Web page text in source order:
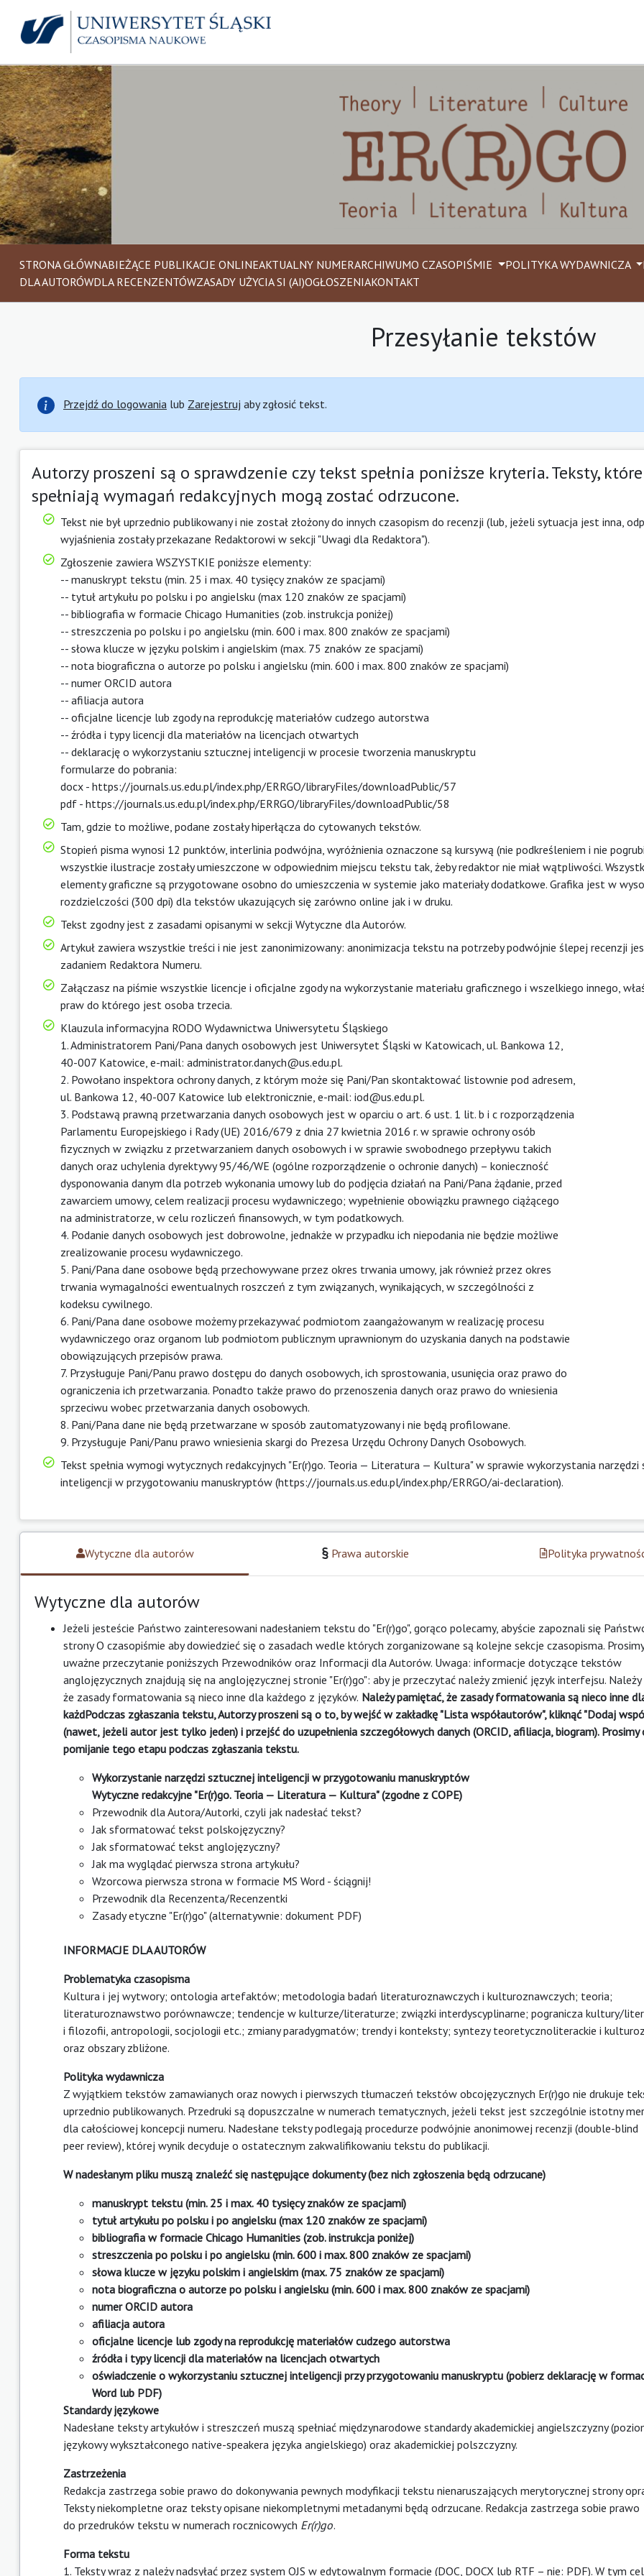
STRONA GŁÓWNABIEŻĄCE PUBLIKACJE ONLINEAKTUALNY NUMERARCHIWUMO CZASOPIŚMIE POLITYKA WYDAWNICZA
DLA AUTORÓWDLA RECENZENTÓWZASADY UŻYCIA SI (AI)OGŁOSZENIAKONTAKT
Przesyłanie tekstów
Przejdź do logowania lub Zarejestruj aby zgłosić tekst.
Autorzy proszeni są o sprawdzenie czy tekst spełnia poniższe kryteria. Teksty,
spełniają wymagań redakcyjnych mogą zostać odrzucone.
Tekst nie był uprzednio publikowany i nie został złożony do innych czasopism do recenzji (lub, jeżeli sytuacja jest inna,
wyjaśnienia zostały przekazane Redaktorowi w sekcji "Uwagi dla Redaktora").
Zgłoszenie zawiera WSZYSTKIE poniższe elementy:
-- manuskrypt tekstu (min. 25 i max. 40 tysięcy znaków ze spacjami)
-- tytuł artykułu po polsku i po angielsku (max 120 znaków ze spacjami)
-- bibliografia w formacie Chicago Humanities (zob. instrukcja poniżej)
-- streszczenia po polsku i po angielsku (min. 600 i max. 800 znaków ze spacjami)
-- słowa klucze w języku polskim i angielskim (max. 75 znaków ze spacjami)
-- nota biograficzna o autorze po polsku i angielsku (min. 600 i max. 800 znaków ze spacjami)
-- numer ORCID autora
-- afiliacja autora
-- oficjalne licencje lub zgody na reprodukcję materiałów cudzego autorstwa
-- źródła i typy licencji dla materiałów na licencjach otwartych
-- deklarację o wykorzystaniu sztucznej inteligencji w procesie tworzenia manuskryptu
formularze do pobrania:
docx - https://journals.us.edu.pl/index.php/ERRGO/libraryFiles/downloadPublic/57
pdf - https://journals.us.edu.pl/index.php/ERRGO/libraryFiles/downloadPublic/58
Tam, gdzie to możliwe, podane zostały hiperłącza do cytowanych tekstów.
Stopień pisma wynosi 12 punktów, interlinia podwójna, wyróżnienia oznaczone są kursywą (nie podkreśleniem i nie
wszystkie ilustracje zostały umieszczone w odpowiednim miejscu tekstu tak, żeby redaktor nie miał wątpliwości.
elementy graficzne są przygotowane osobno do umieszczenia w systemie jako materiały dodatkowe. Grafika jest w
rozdzielczości (300 dpi) dla tekstów ukazujących się zarówno online jak i w druku.
Tekst zgodny jest z zasadami opisanymi w sekcji Wytyczne dla Autorów.
Artykuł zawiera wszystkie treści i nie jest zanonimizowany: anonimizacja tekstu na potrzeby podwójnie ślepej recenzji
zadaniem Redaktora Numeru.
Załączasz na piśmie wszystkie licencje i oficjalne zgody na wykorzystanie materiału graficznego i wszelkiego innego,
praw do którego jest osoba trzecia.
Klauzula informacyjna RODO Wydawnictwa Uniwersytetu Śląskiego
1. Administratorem Pani/Pana danych osobowych jest Uniwersytet Śląski w Katowicach, ul. Bankowa 12,
40-007 Katowice, e-mail: administrator.danych@us.edu.pl.
2. Powołano inspektora ochrony danych, z którym może się Pani/Pan skontaktować listownie pod adresem,
ul. Bankowa 12, 40-007 Katowice lub elektronicznie, e-mail: iod@us.edu.pl.
3. Podstawą prawną przetwarzania danych osobowych jest w oparciu o art. 6 ust. 1 lit. b i c rozporządzenia
Parlamentu Europejskiego i Rady (UE) 2016/679 z dnia 27 kwietnia 2016 r. w sprawie ochrony osób
fizycznych w związku z przetwarzaniem danych osobowych i w sprawie swobodnego przepływu takich
danych oraz uchylenia dyrektywy 95/46/WE (ogólne rozporządzenie o ochronie danych) – konieczność
dysponowania danym dla potrzeb wykonania umowy lub do podjęcia działań na Pani/Pana żądanie, przed
zawarciem umowy, celem realizacji procesu wydawniczego; wypełnienie obowiązku prawnego ciążącego
na administratorze, w celu rozliczeń finansowych, w tym podatkowych.
4. Podanie danych osobowych jest dobrowolne, jednakże w przypadku ich niepodania nie będzie możliwe
zrealizowanie procesu wydawniczego.
5. Pani/Pana dane osobowe będą przechowywane przez okres trwania umowy, jak również przez okres
trwania wymagalności ewentualnych roszczeń z tym związanych, wynikających, w szczególności z
kodeksu cywilnego.
6. Pani/Pana dane osobowe możemy przekazywać podmiotom zaangażowanym w realizację procesu
wydawniczego oraz organom lub podmiotom publicznym uprawnionym do uzyskania danych na podstawie
obowiązujących przepisów prawa.
7. Przysługuje Pani/Panu prawo dostępu do danych osobowych, ich sprostowania, usunięcia oraz prawo do
ograniczenia ich przetwarzania. Ponadto także prawo do przenoszenia danych oraz prawo do wniesienia
sprzeciwu wobec przetwarzania danych osobowych.
8. Pani/Pana dane nie będą przetwarzane w sposób zautomatyzowany i nie będą profilowane.
9. Przysługuje Pani/Panu prawo wniesienia skargi do Prezesa Urzędu Ochrony Danych Osobowych.
Tekst spełnia wymogi wytycznych redakcyjnych "Er(r)go. Teoria — Literatura — Kultura" w sprawie wykorzystania narzędzi
inteligencji w przygotowaniu manuskryptów (https://journals.us.edu.pl/index.php/ERRGO/ai-declaration).
Wytyczne dla autorów Prawa autorskie Polityka
Wytyczne dla autorów
Jeżeli jesteście Państwo zainteresowani nadesłaniem tekstu do "Er(r)go", gorąco polecamy, abyście zapoznali się
stronyO czasopiśmie aby dowiedzieć się o zasadach wedle których zorganizowane są kolejne sekcje czasopisma.
uważne przeczytanie poniższych Przewodników oraz Informacji dla Autorów. Uwaga: informacje dotyczące tekstów
anglojęzycznych znajdują się na anglojęzycznej stronie "Er(r)go": aby je przeczytać należy zmienić język interfejsu. Należy
że zasady formatowania są nieco inne dla każdego z języków. Należy pamiętać, że zasady formatowania są nieco inne
każdPodczas zgłaszania tekstu, Autorzy proszeni są o to, by wejść w zakładkę "Lista współautorów", kliknąć "Dodaj
(nawet, jeżeli autor jest tylko jeden) i przejść do uzupełnienia szczegółowych danych (ORCID, afiliacja, biogram). Prosimy
pomijanie tego etapu podczas zgłaszania tekstu.
Wykorzystanie narzędzi sztucznej inteligencji w przygotowaniu manuskryptów
Wytyczne redakcyjne "Er(r)go. Teoria — Literatura — Kultura" (zgodne z COPE)
Przewodnik dla Autora/Autorki, czyli jak nadesłać tekst?
Jak sformatować tekst polskojęzyczny?
Jak sformatować tekst anglojęzyczny?
Jak ma wyglądać pierwsza strona artykułu?
Wzorcowa pierwsza strona w formacie MS Word - ściągnij!
Przewodnik dla Recenzenta/Recenzentki
Zasady etyczne "Er(r)go"(alternatywnie: dokument PDF)
INFORMACJE DLA AUTORÓW
Problematyka czasopisma
Kultura i jej wytwory; ontologia artefaktów; metodologia badań literaturoznawczych i kulturoznawczych; teoria;
literaturoznawstwo porównawcze; tendencje w kulturze/literaturze; związki interdyscyplinarne; pogranicza kultury/
i filozofii, antropologii, socjologii etc.; zmiany paradygmatów; trendy i konteksty; syntezy teoretycznoliterackie i
oraz obszary zbliżone.
Polityka wydawnicza
Z wyjątkiem tekstów zamawianych oraz nowych i pierwszych tłumaczeń tekstów obcojęzycznych Er(r)go nie drukuje
uprzednio publikowanych. Przedruki są dopuszczalne w numerach tematycznych, jeżeli tekst jest szczególnie istotny
dla całościowej koncepcji numeru. Nadesłane teksty podlegają procedurze podwójnie anonimowej recenzji (double-blind
peer review), której wynik decyduje o ostatecznym zakwalifikowaniu tekstu do publikacji.
W nadesłanym pliku muszą znaleźć się następujące dokumenty (bez nich zgłoszenia będą odrzucane)
manuskrypt tekstu (min. 25 i max. 40 tysięcy znaków ze spacjami)
tytuł artykułu po polsku i po angielsku (max 120 znaków ze spacjami)
bibliografia w formacie Chicago Humanities (zob. instrukcja poniżej)
streszczenia po polsku i po angielsku (min. 600 i max. 800 znaków ze spacjami)
słowa klucze w języku polskim i angielskim (max. 75 znaków ze spacjami)
nota biograficzna o autorze po polsku i angielsku (min. 600 i max. 800 znaków ze spacjami)
numerORCID autora
afiliacja autora
oficjalne licencje lub zgody na reprodukcję materiałów cudzego autorstwa
źródła i typy licencji dla materiałów na licencjach otwartych
oświadczenie o wykorzystaniu sztucznej inteligencji przy przygotowaniu manuskryptu (pobierz deklarację w
Word lub PDF)
Standardy językowe
Nadesłane teksty artykułów i streszczeń muszą spełniać międzynarodowe standardy akademickiej angielszczyzny
językowy wykształconego native-speakera języka angielskiego) oraz akademickiej polszczyzny.
Zastrzeżenia
Redakcja zastrzega sobie prawo do dokonywania pewnych modyfikacji tekstu nienaruszających merytorycznej strony
Teksty niekompletne oraz teksty opisane niekompletnymi metadanymi będą odrzucane. Redakcja zastrzega sobie prawo
do przedruków tekstu w numerach rocznicowych Er(r)go.
Forma tekstu
1. Teksty wraz z należy nadsyłać przez system OJS w edytowalnym formacie (DOC, DOCX lub RTF – nie: PDF). W tym